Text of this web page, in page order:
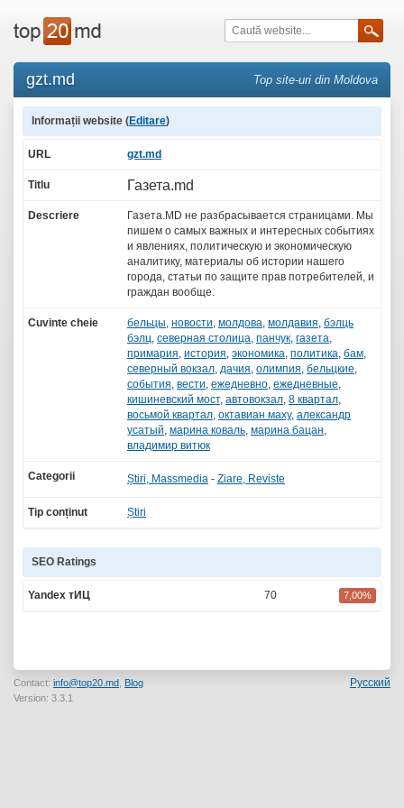
gzt.md Top site-uri din Moldova
Informații website (Editare)
URL gzt.md
Titlu Газета.md
Descriere
Газета.MD не разбрасывается страницами. Мы
пишем о самых важных и интересных событиях
и явлениях, политическую и экономическую
аналитику, материалы об истории нашего
города, статьи по защите прав потребителей, и
граждан вообще.
Cuvinte cheie бельцы, новости, молдова, молдавия, бэлць
бэлц, северная столица, панчук, газета,
примария, история, экономика, политика, бам,
северный вокзал, дачия, олимпия, бельцкие,
события, вести, ежедневно, ежедневные,
кишиневский мост, автовокзал, 8 квартал,
восьмой квартал, октавиан маху, александр
усатый, марина коваль, марина бацан,
владимир витюк
Categorii Știri, Massmedia - Ziare, Reviste
Tip conținut Știri
SEO Ratings
Yandex тИЦ 70 7,00%
Contact: info@top20.md Blog
Version: 3.3.1
Русский